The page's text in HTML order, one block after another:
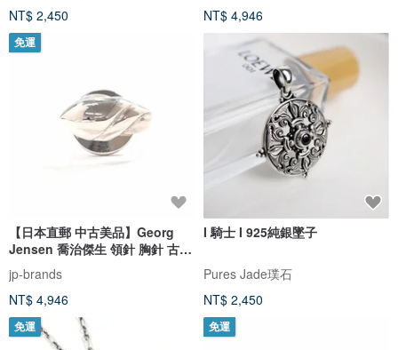
NT$ 2,450
NT$ 4,946
免運
【日本直郵 中古美品】Georg
Jensen 喬治傑生 領針 胸針 古董
設計編號 148 銀 925
jp-brands
NT$ 4,946
I 騎士 I 925純銀墜子
Pures Jade璞石
NT$ 2,450
免運 免運